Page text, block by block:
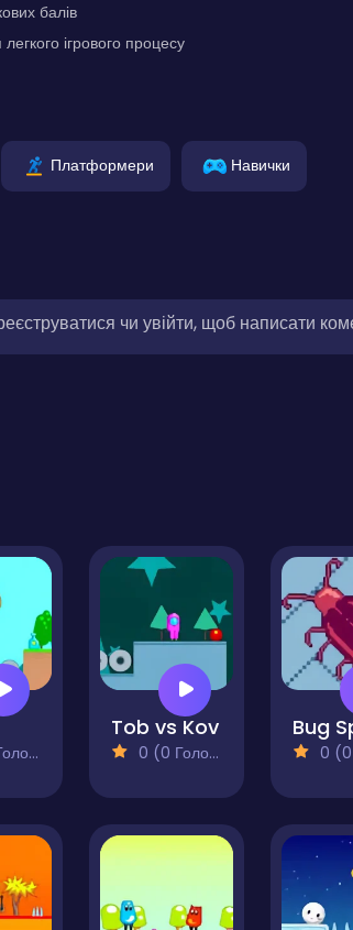
балів
ігрового процесу
Платформери Навички
чи увійти, щоб написати
Tob vs Kov
0 (0 Голосів)
Bug
0 (0